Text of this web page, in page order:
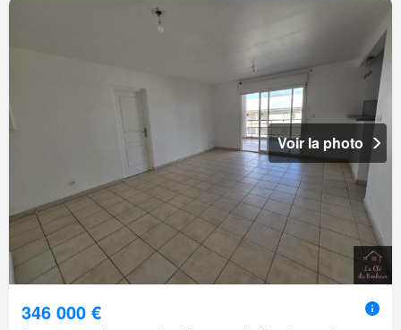
Voir la photo
346 000 €